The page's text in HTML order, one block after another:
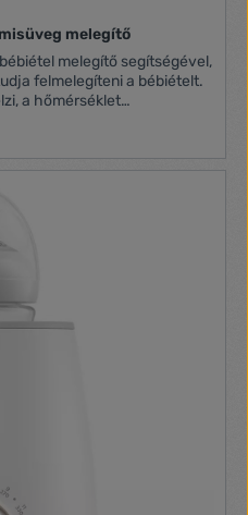
melegítő
melegítő segítségével,
felmelegíteni a bébiételt.
a hőmérséklet